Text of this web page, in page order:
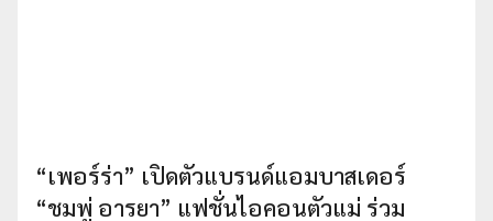
“เพอร์ร่า” เปิดตัวแบรนด์แอมบาสเดอร์
“ชมพู่ อารยา” แฟชั่นไอคอนตัวแม่ ร่วม